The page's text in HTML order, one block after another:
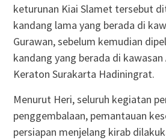
keturunan Kiai Slamet tersebut
kandang lama yang berada di
Gurawan, sebelum kemudian
kandang yang berada di kawasan
Keraton Surakarta Hadiningrat.
Menurut Heri, seluruh kegiatan
penggembalaan, pemantauan
persiapan menjelang kirab